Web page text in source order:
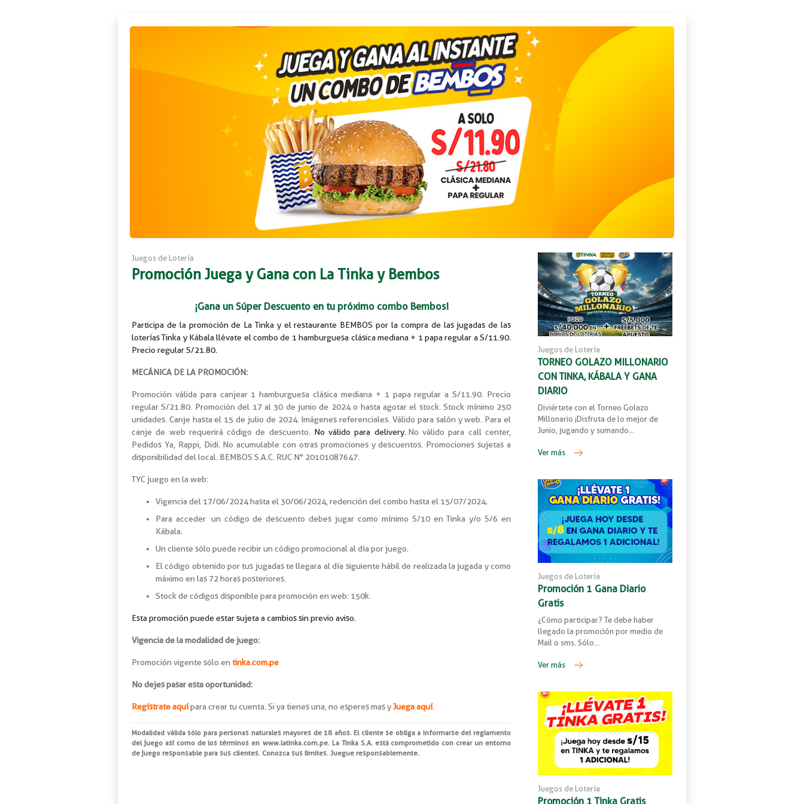
Juegos de Lotería
Promoción Juega y Gana con La Tinka y Bembos
¡Gana un Súper Descuento en tu próximo combo Bembos!
Participa de la promoción de La Tinka y el restaurante BEMBOS por la compra de las jugadas de las
loterías Tinka y Kábala llévate el combo de 1 hamburguesa clásica mediana + 1 papa regular a S/11.90.
Precio regular S/21.80.
MECÁNICA DE LA PROMOCIÓN:
Promoción válida para canjear 1 hamburguesa clásica mediana + 1 papa regular a S/11.90. Precio
regular S/21.80. Promoción del 17 al 30 de junio de 2024 o hasta agotar el stock. Stock mínimo 250
unidades. Canje hasta el 15 de julio de 2024. Imágenes referenciales. Válido para salón y web. Para el
canje de web requerirá código de descuento. No válido para delivery. No válido para call center,
Pedidos Ya, Rappi, Didi. No acumulable con otras promociones y descuentos. Promociones sujetas a
disponibilidad del local. BEMBOS S.A.C. RUC N° 20101087647.
TYC juego en la web:
Vigencia del 17/06/2024 hasta el 30/06/2024, redención del combo hasta el 15/07/2024.
Para acceder un código de descuento debes jugar como mínimo S/10 en Tinka y/o S/6 en
Kábala.
Un cliente sólo puede recibir un código promocional al día por juego.
El código obtenido por tus jugadas te llegara al día siguiente hábil de realizada la jugada y como
máximo en las 72 horas posteriores.
Stock de códigos disponible para promoción en web: 150k.
Esta promoción puede estar sujeta a cambios sin previo aviso.
Vigencia de la modalidad de juego:
Promoción vigente sólo en tinka.com.pe
No dejes pasar esta oportunidad:
Regístrate aquípara crear tu cuenta. Si ya tienes una, no esperes mas yJuega aquí.
Modalidad válida sólo para personas naturales mayores de 18 años. El cliente se obliga a informarse del reglamento
del juego así como de los términos en www.latinka.com.pe. La Tinka S.A. está comprometido con crear un entorno
de juego responsable para sus clientes. Conozca sus límites. Juegue responsablemente.
Juegos de Lotería
TORNEO GOLAZO MILLONARIO
CON TINKA, KÁBALA Y GANA
DIARIO
Diviértete con el Torneo Golazo
Millonario ¡Disfruta de lo mejor de
Junio, jugando y sumando…
Ver más
Juegos de Lotería
Promoción 1 Gana Diario
Gratis
¿Cómo participar? Te debe haber
llegado la promoción por medio de
Mail o sms. Sólo…
Ver más
Juegos de Lotería
Promoción 1 Tinka Gratis